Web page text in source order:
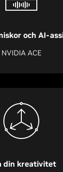
och AI-
NVIDIA ACE
din kreativitet